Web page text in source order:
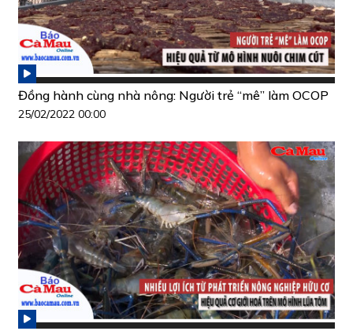
Đồng hành cùng nhà nông: Người trẻ “mê” làm OCOP
25/02/2022 00:00